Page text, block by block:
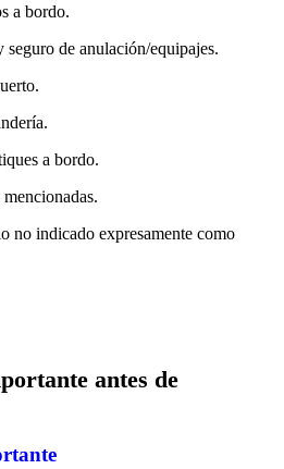
a bordo.
seguro de anulación/equipajes.
a bordo.
no indicado expresamente como
antes de